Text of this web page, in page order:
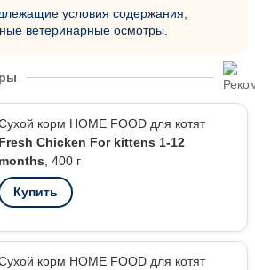
условия содержания,
ветеринарные осмотры.
корм HOME FOOD для котят
Fresh Chicken For kittens 1-12
months, 400 г
Купить
корм HOME FOOD для котят